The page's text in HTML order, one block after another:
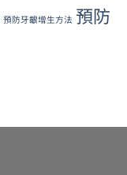
預防牙齦增生方法 預防